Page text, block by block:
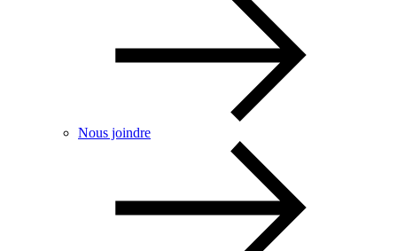
Nous joindre